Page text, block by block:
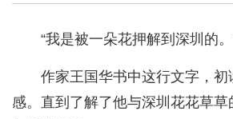
“我是被一朵花押解到深圳的。
作家王国华书中这行文字，初
感。直到了解了他与深圳花花草